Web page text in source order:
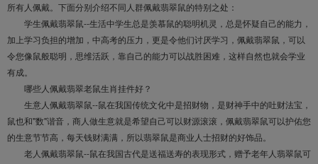
所有人佩戴。下面分别介绍不同人群佩戴翡翠鼠的特别之处：
学生佩戴翡翠鼠--生活中学生总是羡慕鼠的聪明机灵，总是怀疑自己的能力，
加上学习负担的增加，中高考的压力，更是令他们讨厌学习，佩戴翡翠鼠，可以
令您像鼠般聪明，思维活跃，靠自己的能力可以战胜困难，这样自然也就会学业
有成。
哪些人佩戴翡翠老鼠生肖挂件好？
生意人佩戴翡翠鼠--鼠在我国传统文化中是招财物，是财神手中的吐财法宝，
鼠也和"数"谐音，商人做生意就是希望自己可以财源滚滚，佩戴翡翠鼠可以护佑您
的生意节节高，每天钱财满满，所以翡翠鼠是商业人士招财的好饰品。
老人佩戴翡翠鼠--鼠在我国古代是送福送寿的表现形式，赠予老年人翡翠鼠可